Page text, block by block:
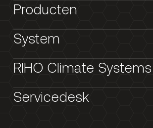
Producten
System
RIHO Climate Systems
Servicedesk